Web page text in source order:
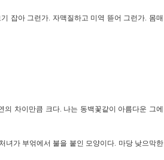
잡아 그런가. 자맥질하고 미역 뜯어 그런가. 몸매
차이만큼 크다. 나는 동백꽃같이 아름다운 그에
녀가 부얶에서 불을 붙인 모양이다. 마당 낮으막한